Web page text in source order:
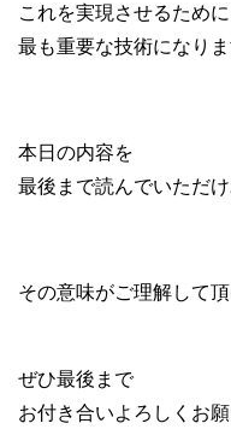
これを実現させるために
最も重要な技術になりま
本日の内容を
最後まで読んでいただけ
その意味がご理解して
ぜひ最後まで
お付き合いよろしくお